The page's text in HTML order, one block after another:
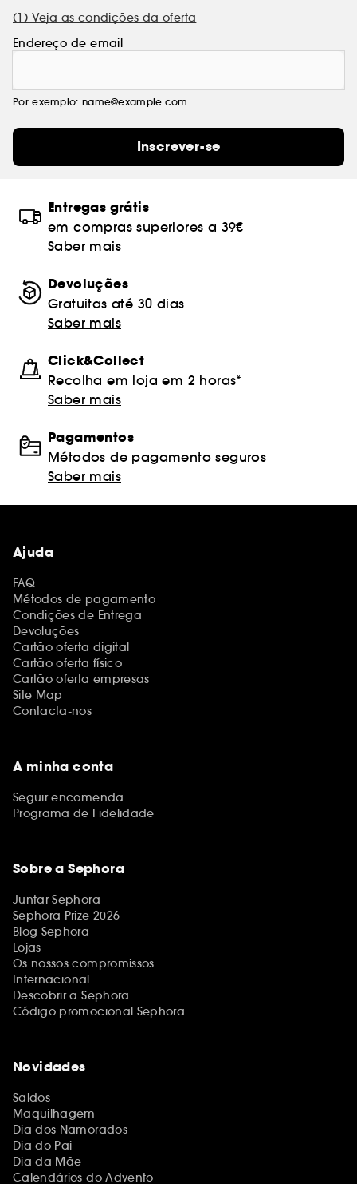
(1) Veja as condições da oferta
Endereço de email
Por exemplo: name@example.com
Inscrever-se
Entregas grátis
em compras superiores a 39€
Saber mais
Devoluções
Gratuitas até 30 dias
Saber mais
Click&Collect
Recolha em loja em 2 horas*
Saber mais
Pagamentos
Métodos de pagamento seguros
Saber mais
Ajuda
FAQ
Métodos de pagamento
Condições de Entrega
Devoluções
Cartão oferta digital
Cartão oferta físico
Cartão oferta empresas
Site Map
Contacta-nos
A minha conta
Seguir encomenda
Programa de Fidelidade
Sobre a Sephora
Juntar Sephora
Sephora Prize 2026
Blog Sephora
Lojas
Os nossos compromissos
Internacional
Descobrir a Sephora
Código promocional Sephora
Novidades
Saldos
Maquilhagem
Dia dos Namorados
Dia do Pai
Dia da Mãe
Calendários do Advento